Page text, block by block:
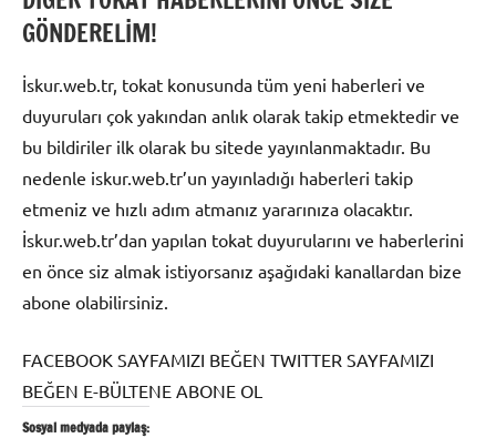
GÖNDERELİM!
İskur.web.tr, tokat konusunda tüm yeni haberleri ve
duyuruları çok yakından anlık olarak takip etmektedir ve
bu bildiriler ilk olarak bu sitede yayınlanmaktadır. Bu
nedenle iskur.web.tr’un yayınladığı haberleri takip
etmeniz ve hızlı adım atmanız yararınıza olacaktır.
İskur.web.tr’dan yapılan tokat duyurularını ve haberlerini
en önce siz almak istiyorsanız aşağıdaki kanallardan bize
abone olabilirsiniz.
FACEBOOK SAYFAMIZI BEĞEN TWITTER SAYFAMIZI
BEĞEN E-BÜLTENE ABONE OL
Sosyal medyada paylaş: